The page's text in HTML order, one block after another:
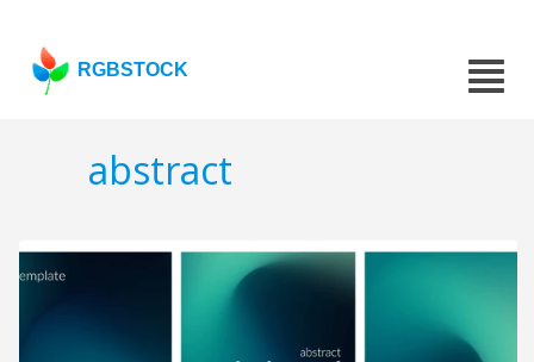
RGBSTOCK
abstract